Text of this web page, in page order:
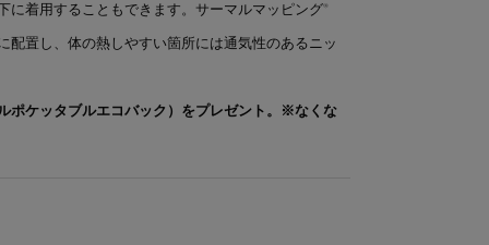
着用することもできます。サーマルマッピング®
置し、体の熱しやすい箇所には通気性のあるニッ
ポケッタブルエコバック）をプレゼント。※なくな